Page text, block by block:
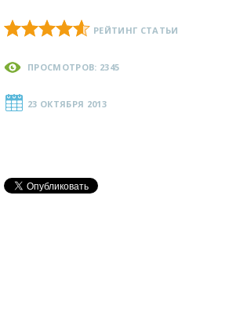
РЕЙТИНГ СТАТЬИ
ПРОСМОТРОВ: 2345
23 ОКТЯБРЯ 2013